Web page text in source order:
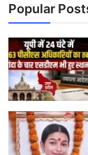
Popular